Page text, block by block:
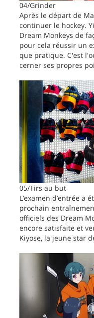
04/Grinder
Après le départ de
continuer le hockey.
Dream Monkeys de
pour cela réussir un
que pratique. C'est
cerner ses propres
05/Tirs au but
L’examen d’entrée a
prochain
officiels des Dream
encore satisfaite et
Kiyose, la jeune star